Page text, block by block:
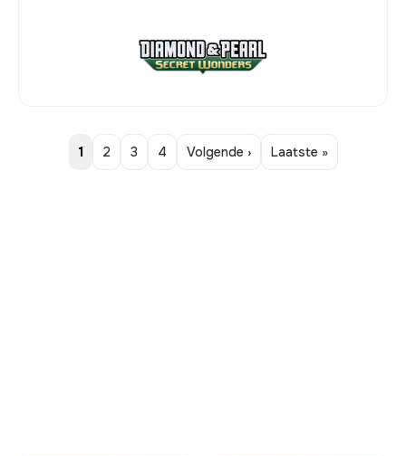
1 2 3 4 Volgende › Laatste »